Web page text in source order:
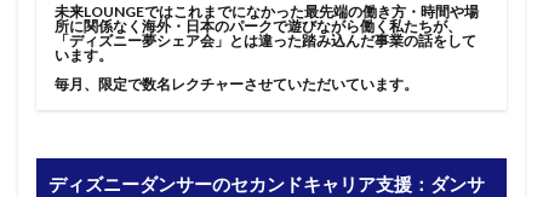
未来LOUNGEではこれまでになかった最先端の働き方・時間や場
所に関係なく海外・日本のパークで遊びながら働く私たちが、
「ディズニー夢シェア会」とは違った踏み込んだ事業の話をして
います。
毎月、限定で数名レクチャーさせていただいています。
ディズニーダンサーのセカンドキャリア支援：ダンサ